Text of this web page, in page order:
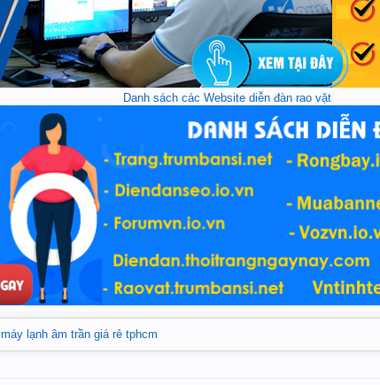
Danh sách các Website diễn đàn rao vặt
máy lạnh âm trần giá rẻ tphcm